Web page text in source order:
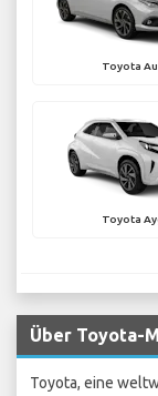
Toyota
Toyota
Über Toyota-
Toyota, eine